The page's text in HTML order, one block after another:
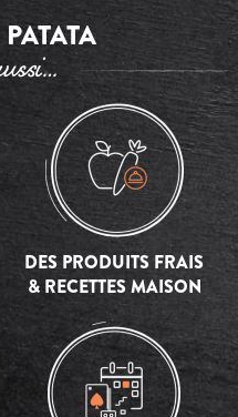
DES PRODUITS FRAIS
& RECETTES MAISON